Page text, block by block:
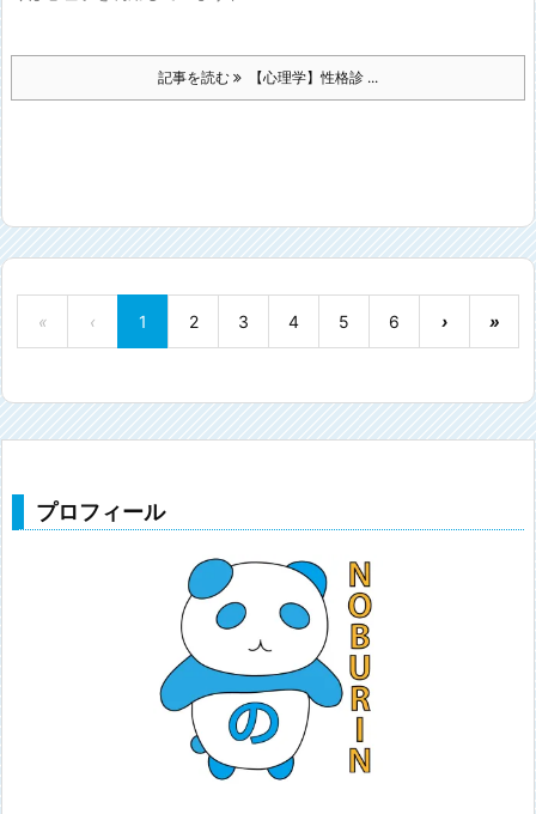
記事を読む 【心理学】性格診 ...
« ‹ 1 2 3 4 5 6 › »
プロフィール